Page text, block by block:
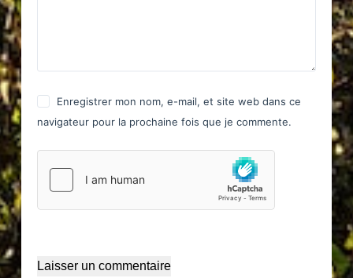
Enregistrer mon nom, e-mail, et site web dans ce
navigateur pour la prochaine fois que je commente.
Laisser un commentaire